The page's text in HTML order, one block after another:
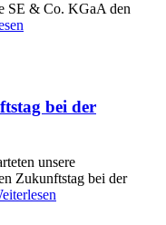
SE & Co. KGaA den
bei der
unsere
Zukunftstag bei der